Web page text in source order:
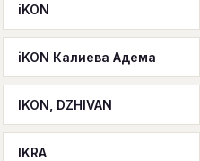
iKON
iKON Калиева Адема
IKON, DZHIVAN
IKRA